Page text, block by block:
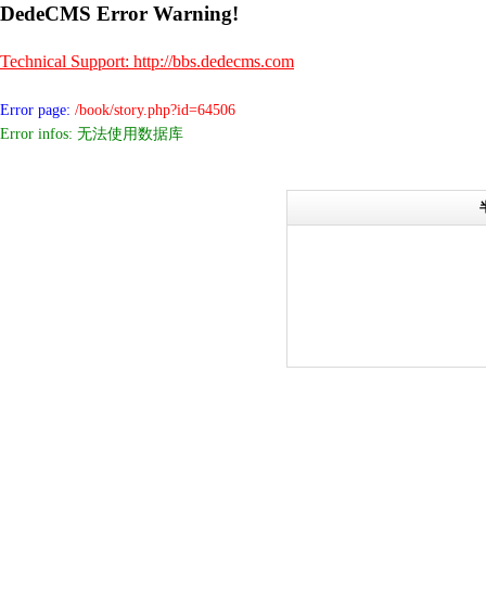
DedeCMS Error Warning!
Technical Support: http://bbs.dedecms.com
Error page: /book/story.php?id=64506
Error infos: 无法使用数据库